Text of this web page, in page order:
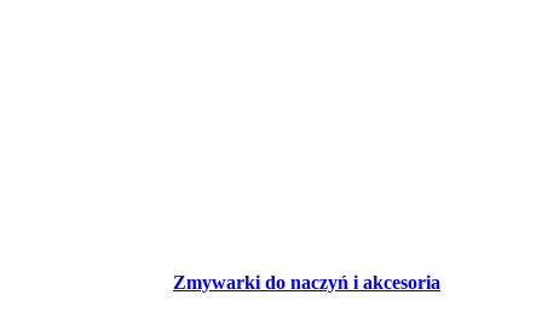
Zmywarki do naczyń i akcesoria